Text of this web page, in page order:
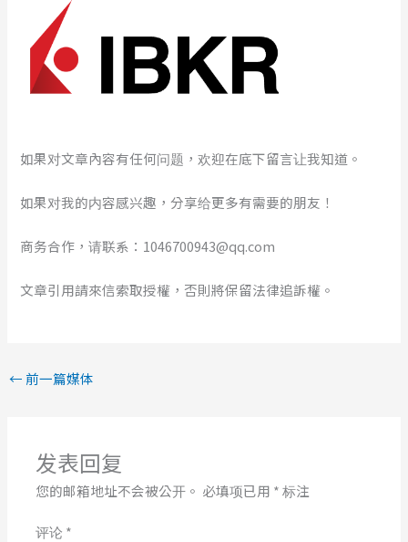
如果对文章內容有任何问题，欢迎在底下留言让我知道。
如果对我的内容感兴趣，分享给更多有需要的朋友！
商务合作，请联系：1046700943@qq.com
文章引用請來信索取授權，否則將保留法律追訴權。
← 前一篇媒体
发表回复
您的邮箱地址不会被公开。 必填项已用 *标注
评论 *